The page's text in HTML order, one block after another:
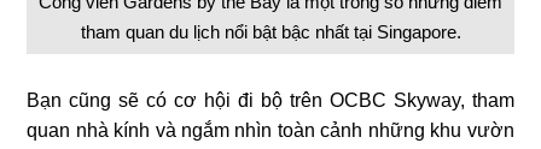
tham quan du lịch nổi bật bậc nhất tại Singapore.
Bạn cũng sẽ có cơ hội đi bộ trên OCBC Skyway, tham
quan nhà kính và ngắm nhìn toàn cảnh những khu vườn